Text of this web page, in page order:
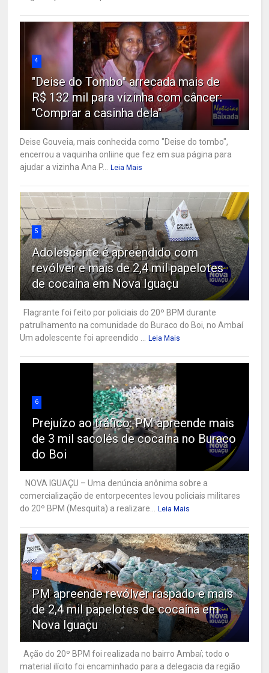
4
"Deise do Tombo" arrecada mais de
R$ 132 mil para vizinha com câncer:
"Comprar a casinha dela"
Deise Gouveia, mais conhecida como "Deise do tombo",
encerrou a vaquinha onliine que fez em sua página para
ajudar a vizinha Ana P... Leia Mais
5
Adolescente é apreendido com
revólver e mais de 2,4 mil papelotes
de cocaína em Nova Iguaçu
Flagrante foi feito por policiais do 20º BPM durante
patrulhamento na comunidade do Buraco do Boi, no Ambaí
Um adolescente foi apreendido ... Leia Mais
6
Prejuízo ao tráfico: PM apreende mais
de 3 mil sacolés de cocaína no Buraco
do Boi
NOVA IGUAÇU – Uma denúncia anônima sobre a
comercialização de entorpecentes levou policiais militares
do 20º BPM (Mesquita) a realizare... Leia Mais
7
PM apreende revólver raspado e mais
de 2,4 mil papelotes de cocaína em
Nova Iguaçu
Ação do 20º BPM foi realizada no bairro Ambaí; todo o
material ilícito foi encaminhado para a delegacia da região